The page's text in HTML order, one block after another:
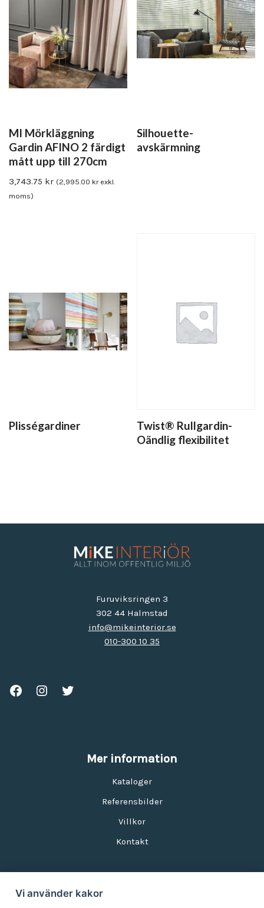
MI Mörkläggning
Gardin AFINO 2 färdigt
mått upp till 270cm
3,743.75 kr (2,995.00 krexkl.
moms)
Silhouette-
avskärmning
Plisségardiner
Twist® Rullgardin-
Oändlig flexibilitet
Furuviksringen 3
302 44 Halmstad
info@mikeinterior.se
010-300 10 35
Mer information
Kataloger
Referensbilder
Villkor
Kontakt
Vi använder kakor